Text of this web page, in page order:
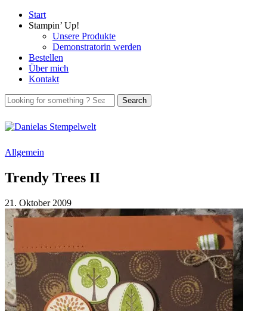
Start
Stampin’ Up!
Unsere Produkte
Demonstratorin werden
Bestellen
Über mich
Kontakt
Allgemein
Trendy Trees II
21. Oktober 2009